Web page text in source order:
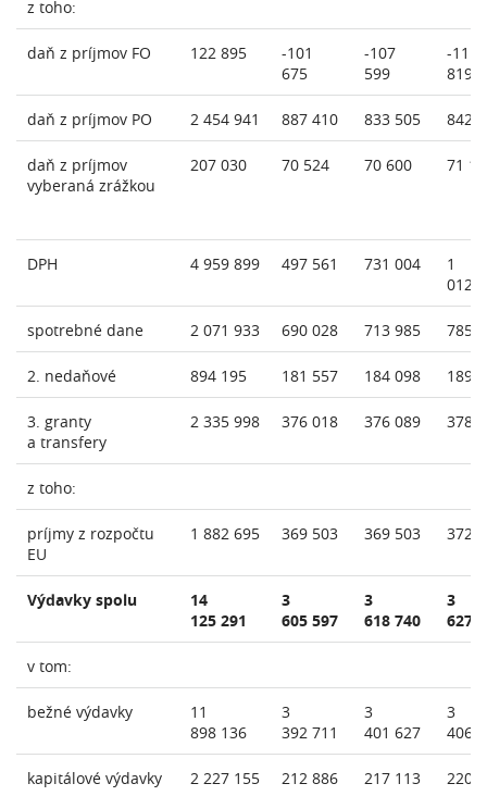
z toho:
daň z príjmov FO 122 895
-101
675
-107
599
-111
819
daň z príjmov PO 2 454 941 887 410 833 505 842
daň z príjmov
vyberaná zrážkou
207 030 70 524 70 600 71
DPH 4 959 899 497 561 731 004
1
012
spotrebné dane 2 071 933 690 028 713 985 785
2. nedaňové 894 195 181 557 184 098 189
3. granty
a transfery
2 335 998 376 018 376 089 378
z toho:
príjmy z rozpočtu
EU
1 882 695 369 503 369 503 372
Výdavky spolu
14
125 291
3
605 597
3
618 740
3
627
v tom:
bežné výdavky
11
898 136
3
392 711
3
401 627
3
406
kapitálové výdavky 2 227 155 212 886 217 113 220